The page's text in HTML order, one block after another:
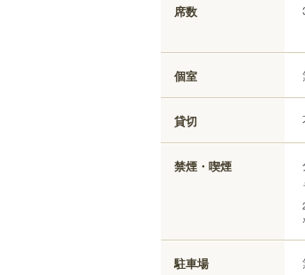
席数
個室
貸切
禁煙・喫煙
駐車場